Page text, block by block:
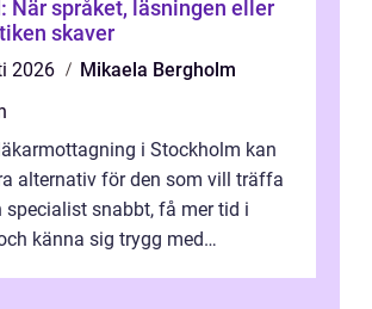
När språket, läsningen eller
skaver
2026
Mikaela Bergholm
i Stockholm kan
alternativ för den som vill träffa
specialist snabbt, få mer tid i
känna sig trygg med